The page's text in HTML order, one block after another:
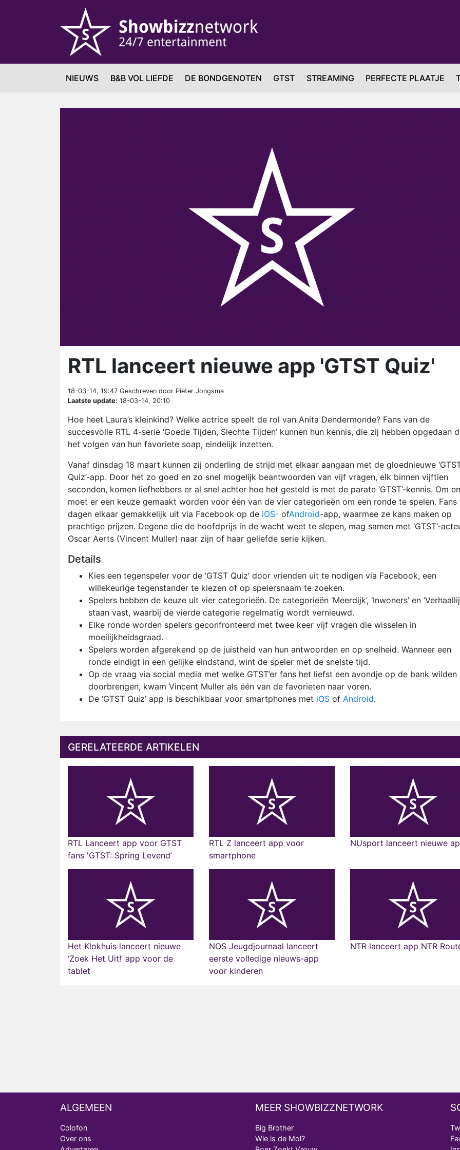
NIEUWS B&B VOL LIEFDE DE BONDGENOTEN GTST STREAMING PERFECTE PLAATJE
RTL lanceert nieuwe app 'GTST Quiz'
18-03-14, 19:47 Geschreven door Pieter Jongsma
Laatste update: 18-03-14, 20:10
Hoe heet Laura’s kleinkind? Welke actrice speelt de rol van Anita Dendermonde? Fans van de
succesvolle RTL 4-serie ‘Goede Tijden, Slechte Tijden’ kunnen hun kennis, die zij hebben opgedaan
het volgen van hun favoriete soap, eindelijk inzetten.
Vanaf dinsdag 18 maart kunnen zij onderling de strijd met elkaar aangaan met de gloednieuwe
Quiz’-app. Door het zo goed en zo snel mogelijk beantwoorden van vijf vragen, elk binnen vijftien
seconden, komen liefhebbers er al snel achter hoe het gesteld is met de parate ‘GTST’-kennis. Om
moet er een keuze gemaakt worden voor één van de vier categorieën om een ronde te spelen. Fans
dagen elkaar gemakkelijk uit via Facebook op de iOS- ofAndroid-app, waarmee ze kans maken op
prachtige prijzen. Degene die de hoofdprijs in de wacht weet te slepen, mag samen met ‘GTST’-
Oscar Aerts (Vincent Muller) naar zijn of haar geliefde serie kijken.
Details
Kies een tegenspeler voor de ‘GTST Quiz’ door vrienden uit te nodigen via Facebook, een
willekeurige tegenstander te kiezen of op spelersnaam te zoeken.
Spelers hebben de keuze uit vier categorieën. De categorieën ‘Meerdijk’, ‘Inwoners’ en
staan vast, waarbij de vierde categorie regelmatig wordt vernieuwd.
Elke ronde worden spelers geconfronteerd met twee keer vijf vragen die wisselen in
moeilijkheidsgraad.
Spelers worden afgerekend op de juistheid van hun antwoorden en op snelheid. Wanneer een
ronde eindigt in een gelijke eindstand, wint de speler met de snelste tijd.
Op de vraag via social media met welke GTST’er fans het liefst een avondje op de bank wilden
doorbrengen, kwam Vincent Muller als één van de favorieten naar voren.
De ‘GTST Quiz’ app is beschikbaar voor smartphones met iOS of Android.
GERELATEERDE ARTIKELEN
RTL Lanceert app voor GTST
fans 'GTST: Spring Levend’
RTL Z lanceert app voor
smartphone
NUsport lanceert nieuwe
Het Klokhuis lanceert nieuwe
‘Zoek Het Uit!’ app voor de
tablet
NOS Jeugdjournaal lanceert
eerste volledige nieuws-app
voor kinderen
NTR lanceert app NTR
ALGEMEEN
Colofon
Over ons
MEER SHOWBIZZNETWORK
Big Brother
Wie is de Mol?